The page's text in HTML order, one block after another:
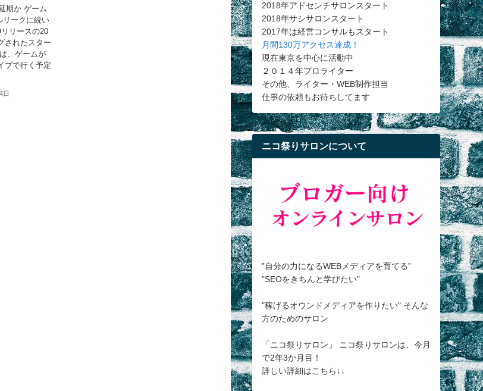
期か ゲーム
リークに続い
リースの20
されたスター
、ゲームが
ブで行く予定
日
2018年アドセンチサロンスタート
2018年サシサロンスタート
2017年は経営コンサルもスタート
月間130万アクセス達成！
現在東京を中心に活動中
２０１４年プロライター
その他、ライター・WEB制作担当
仕事の依頼もお待ちしてます
ニコ祭りサロンについて
”自分の力になるWEBメディアを育てる”
"SEOをきちんと学びたい"
"稼げるオウンドメディアを作りたい" そんな
方のためのサロン
「ニコ祭りサロン」 ニコ祭りサロンは、今月
で2年3か月目！
詳しい詳細はこちら↓↓